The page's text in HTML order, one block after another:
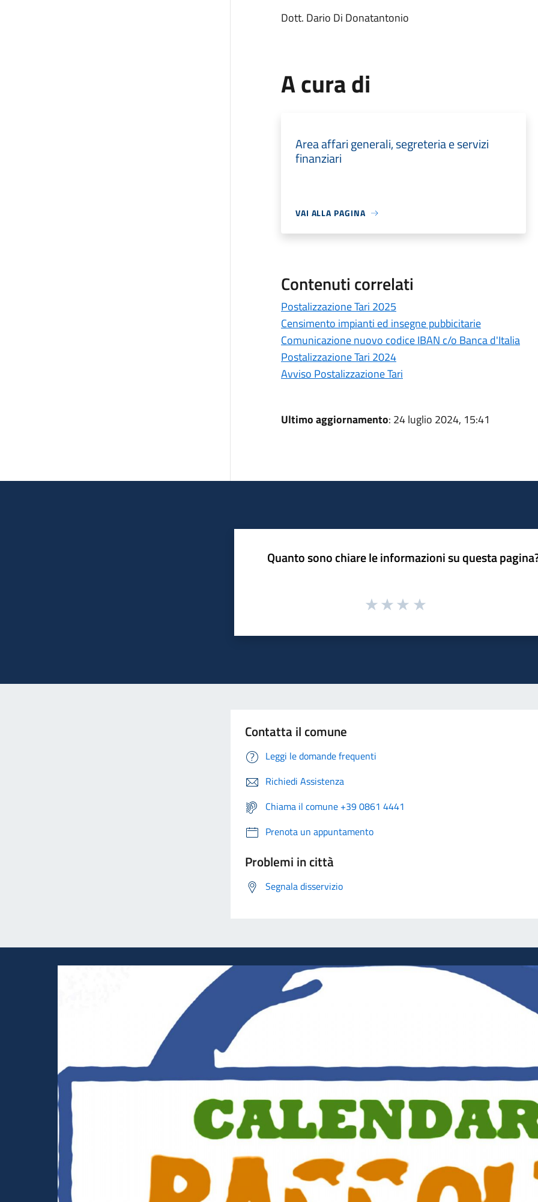
Dott. Dario Di Donatantonio
A cura di
Area affari generali, segreteria e servizi
finanziari
VAI ALLA PAGINA
Contenuti correlati
Postalizzazione Tari 2025
Censimento impianti ed insegne pubbicitarie
Comunicazione nuovo codice IBAN c/o Banca d'Italia
Postalizzazione Tari 2024
Avviso Postalizzazione Tari
Ultimo aggiornamento: 24 luglio 2024, 15:41
Quanto sono chiare le informazioni su questa
Contatta il comune
Leggi le domande frequenti
Richiedi Assistenza
Chiama il comune +39 0861 4441
Prenota un appuntamento
Problemi in città
Segnala disservizio